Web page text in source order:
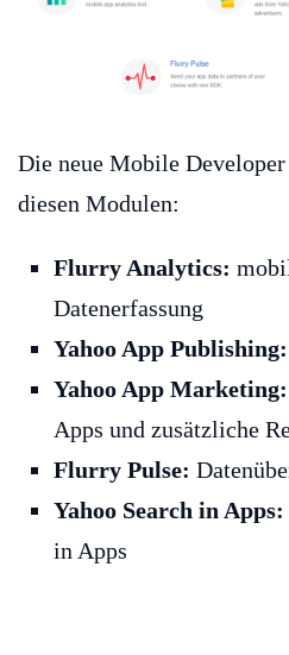
Die neue Mobile Developer
diesen Modulen:
Flurry Analytics:
Datenerfassung
Yahoo App Publishing:
Yahoo App Marketing:
Apps und zusätzliche
Flurry Pulse:
Yahoo Search in Apps:
in Apps